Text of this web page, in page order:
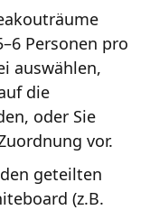
Personen pro
auswählen,
die
oder Sie
vor.
geteilten
(z.B.